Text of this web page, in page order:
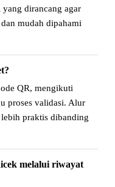
yang dirancang agar
mudah dipahami
QR, mengikuti
proses validasi. Alur
praktis dibanding
melalui riwayat